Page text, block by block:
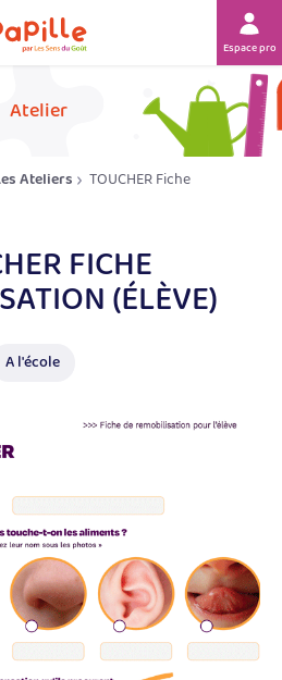
Espace
Atelier
Ateliers
TOUCHER Fiche
FICHE
(ÉLÈVE)
A l'école